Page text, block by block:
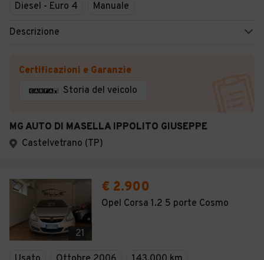
Diesel - Euro 4
Manuale
Descrizione
Certificazioni e Garanzie
Storia del veicolo
MG AUTO DI MASELLA IPPOLITO GIUSEPPE
Castelvetrano (TP)
21
€ 2.900
Opel Corsa 1.2 5 porte Cosmo